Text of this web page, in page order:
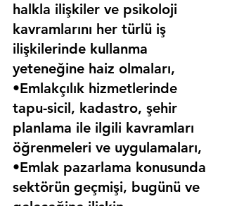
halkla ilişkiler ve psikoloji
kavramlarını her türlü iş
ilişkilerinde kullanma
yeteneğine haiz olmaları,
•Emlakçılık hizmetlerinde
tapu-sicil, kadastro, şehir
planlama ile ilgili kavramları
öğrenmeleri ve uygulamaları,
•Emlak pazarlama konusunda
sektörün geçmişi, bugünü ve